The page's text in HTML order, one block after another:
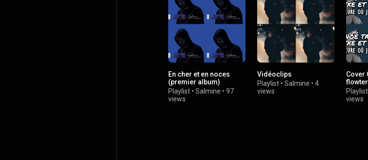
En cher et en noces
(premier album)
Playlist • Salmine • 97
views
Vidéoclips
Playlist •Salmine •4
views
Cover
Playlist
views